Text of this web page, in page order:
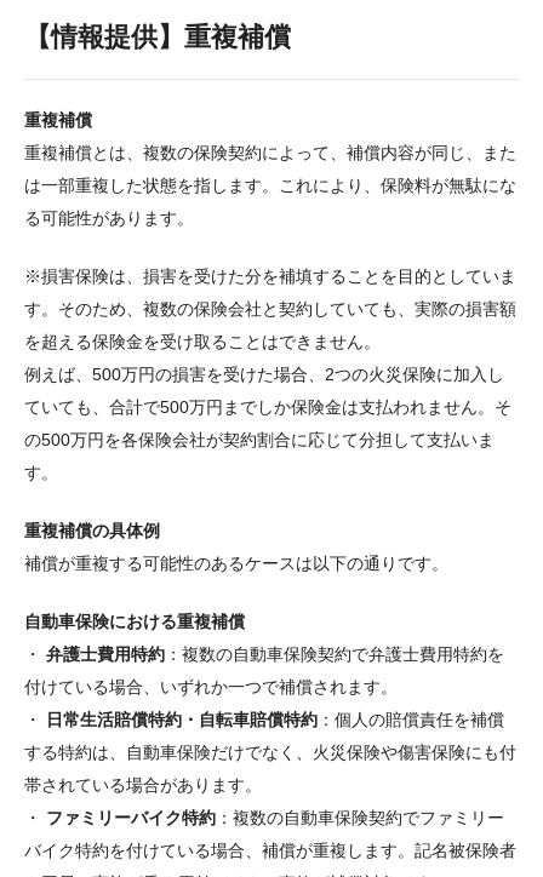
【情報提供】重複補償
重複補償
重複補償とは、複数の保険契約によって、補償内容が同じ、また
は一部重複した状態を指します。これにより、保険料が無駄にな
る可能性があります。
※損害保険は、損害を受けた分を補填することを目的としていま
す。そのため、複数の保険会社と契約していても、実際の損害額
を超える保険金を受け取ることはできません。
例えば、500万円の損害を受けた場合、2つの火災保険に加入し
ていても、合計で500万円までしか保険金は支払われません。そ
の500万円を各保険会社が契約割合に応じて分担して支払いま
す。
重複補償の具体例
補償が重複する可能性のあるケースは以下の通りです。
自動車保険における重複補償
・ 弁護士費用特約 ：複数の自動車保険契約で弁護士費用特約を
付けている場合、いずれか一つで補償されます。
・
日常生活賠償特約・自転車賠償特約 ：個人の賠償責任を補償
する特約は、自動車保険だけでなく、火災保険や傷害保険にも付
帯されている場合があります。
・ ファミリーバイク特約 ：複数の自動車保険契約でファミリー
バイク特約を付けている場合、補償が重複します。記名被保険者